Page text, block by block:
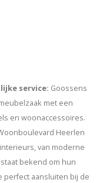
service: Goossens
met een
en woonaccessoires.
Heerlen
van moderne
bekend om hun
perfect aansluiten bij de